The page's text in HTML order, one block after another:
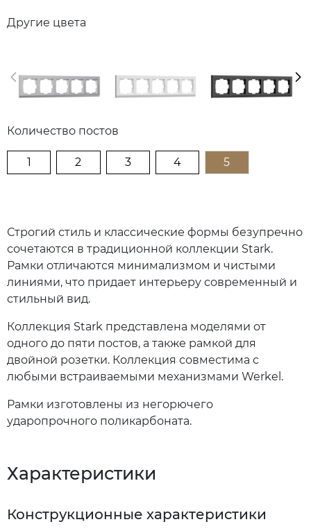
Другие цвета
Количество постов
1 2 3 4 5
Строгий стиль и классические формы безупречно
сочетаются в традиционной коллекции Stark.
Рамки отличаются минимализмом и чистыми
линиями, что придает интерьеру современный и
стильный вид.
Коллекция Stark представлена моделями от
одного до пяти постов, а также рамкой для
двойной розетки. Коллекция совместима с
любыми встраиваемыми механизмами Werkel.
Рамки изготовлены из негорючего
ударопрочного поликарбоната.
Характеристики
Конструкционные характеристики